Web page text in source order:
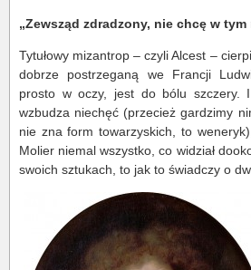
„Zewsząd zdradzony, nie chcę w
Tytułowy mizantrop – czyli Alcest –
dobrze postrzeganą we Francji
prosto w oczy, jest do bólu szczery.
wzbudza niechęć (przecież gardzimy
nie zna form towarzyskich, to
Molier niemal wszystko, co widział
swoich sztukach, to jak to świadczy o